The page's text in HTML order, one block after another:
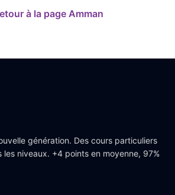
à la page Amman
génération. Des cours particuliers
les niveaux. +4 points en moyenne, 97%